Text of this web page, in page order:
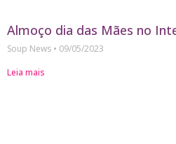
Almoço dia das Mães no
Soup News
09/05/2023
Leia mais